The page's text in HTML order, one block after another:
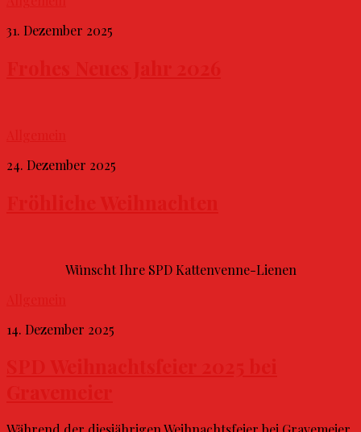
31. Dezember 2025
24. Dezember 2025
Wünscht Ihre SPD Kattenvenne-Lienen
14. Dezember 2025